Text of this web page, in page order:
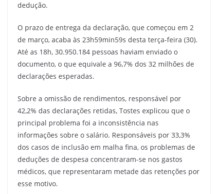
dedução.
O prazo de entrega da declaração, que começou em 2
de março, acaba às 23h59min59s desta terça-feira (30).
Até as 18h, 30.950.184 pessoas haviam enviado o
documento, o que equivale a 96,7% dos 32 milhões de
declarações esperadas.
Sobre a omissão de rendimentos, responsável por
42,2% das declarações retidas, Tostes explicou que o
principal problema foi a inconsistência nas
informações sobre o salário. Responsáveis por 33,3%
dos casos de inclusão em malha fina, os problemas de
deduções de despesa concentraram-se nos gastos
médicos, que representaram metade das retenções por
esse motivo.